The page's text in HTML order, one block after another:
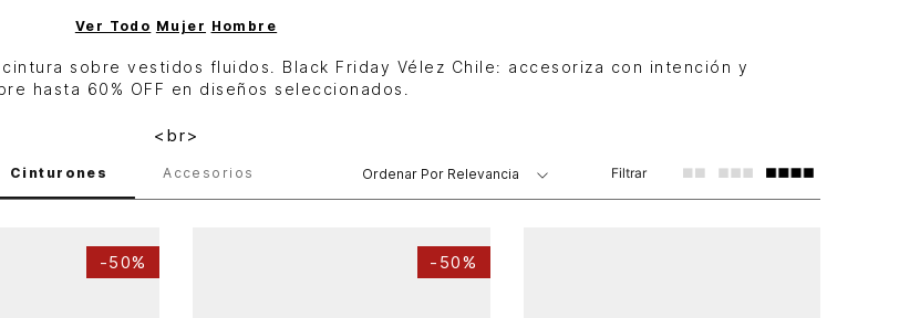
Ver Todo Mujer Hombre
sobre vestidos fluidos. Black Friday Vélez Chile: accesoriza con intención y
hasta 60% OFF en diseños seleccionados.
<br>
Cinturones Accesorios Ordenar Por Relevancia Filtrar
-50% - 50%